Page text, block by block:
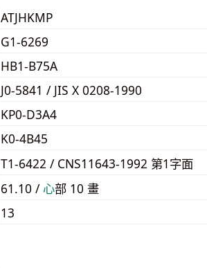
ATJHKMP
G1-6269
HB1-B75A
J0-5841 / JIS X 0208-1990
KP0-D3A4
K0-4B45
T1-6422 / CNS11643-1992 第1字面
61.10 / ⼼部 10 畫
13